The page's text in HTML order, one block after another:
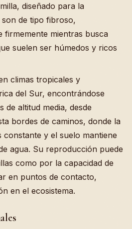
diseñado para la
de tipo fibroso,
firmemente mientras busca
suelen ser húmedos y ricos
climas tropicales y
del Sur, encontrándose
de altitud media, desde
bordes de caminos, donde la
constante y el suelo mantiene
agua. Su reproducción puede
como por la capacidad de
en puntos de contacto,
en el ecosistema.